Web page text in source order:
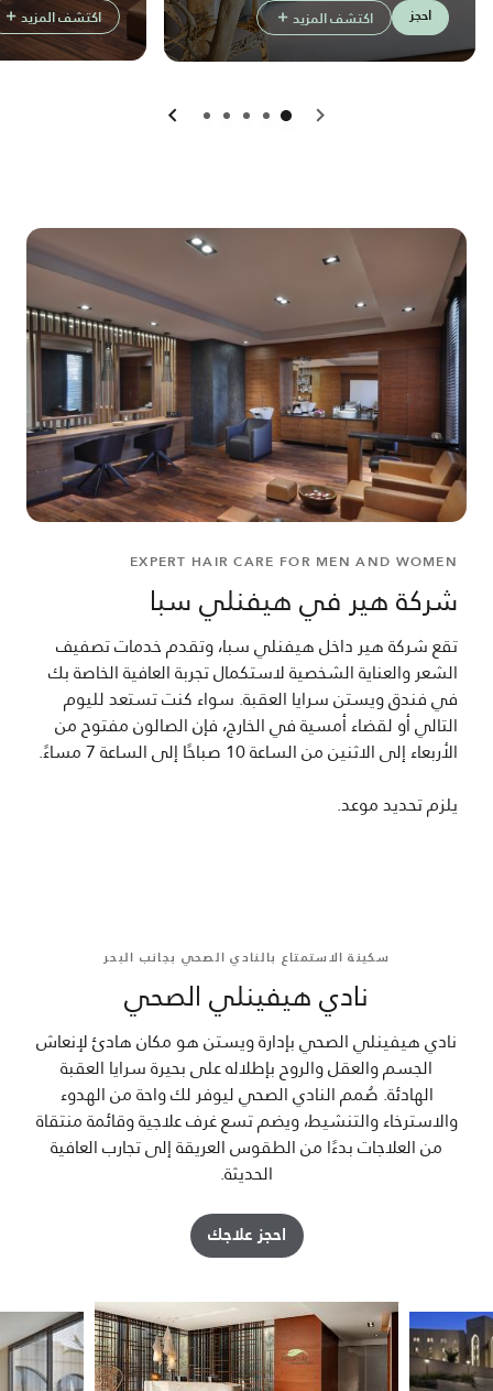
احجز اكتشف المزيد اكتشف المزيد
السابق التالي
EXPERT HAIR CARE FOR MEN AND WOMEN
شركة هير في هيفنلي سبا
تقع شركة هير داخل هيفنلي سبا، وتقدم خدمات تصفيف
الشعر والعناية الشخصية لاستكمال تجربة العافية الخاصة بك
في فندق ويستن سرايا العقبة. سواء كنت تستعد لليوم
التالي أو لقضاء أمسية في الخارج، فإن الصالون مفتوح من
الأربعاء إلى الاثنين من الساعة 10 صباحًا إلى الساعة 7 مساءً.
يلزم تحديد موعد.
سكينة الاستمتاع بالنادي الصحي بجانب البحر
نادي هيفينلي الصحي
نادي هيفينلي الصحي بإدارة ويستن هو مكان هادئ لإنعاش
الجسم والعقل والروح بإطلاله على بحيرة سرايا العقبة
الهادئة. صُمم النادي الصحي ليوفر لك واحة من الهدوء
والاسترخاء والتنشيط، ويضم تسع غرف علاجية وقائمة منتقاة
من العلاجات بدءًا من الطقوس العريقة إلى تجارب العافية
الحديثة.
احجز علاجك